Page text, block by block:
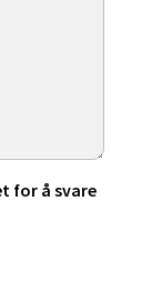
for å svare